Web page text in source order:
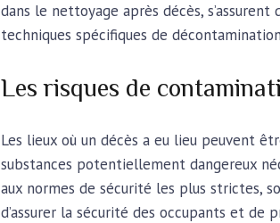
dans le nettoyage après décès,
techniques spécifiques de
Les risques de
Les lieux où un décès a eu lieu peuvent
substances potentiellement dangereux
aux normes de sécurité les plus strictes,
d’assurer la sécurité des occupants et de